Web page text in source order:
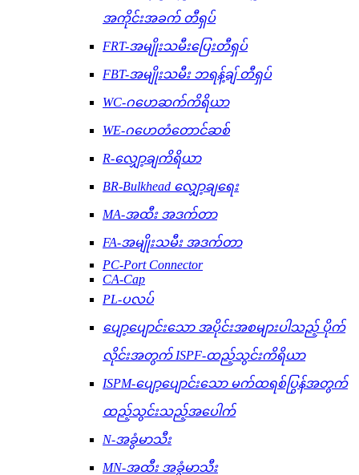
အကိုင်းအခက် တီရှပ်
FRT-အမျိုးသမီးပြေးတီရှပ်
FBT-အမျိုးသမီး ဘရန့်ချ် တီရှပ်
WC-ဂဟေဆက်ကိရိယာ
WE-ဂဟေတံတောင်ဆစ်
R-လျှော့ချကိရိယာ
BR-Bulkhead လျှော့ချရေး
MA-အထီး အဒက်တာ
FA-အမျိုးသမီး အဒက်တာ
PC-Port Connector
CA-Cap
PL-ပလပ်
ပျော့ပျောင်းသော အပိုင်းအစများပါသည့် ပိုက်
လိုင်းအတွက် ISPF-ထည့်သွင်းကိရိယာ
ISPM-ပျော့ပျောင်းသော မက်ထရစ်ပြွန်အတွက်
ထည့်သွင်းသည့်အပေါက်
N-အခွံမာသီး
MN-အထီး အခွံမာသီး